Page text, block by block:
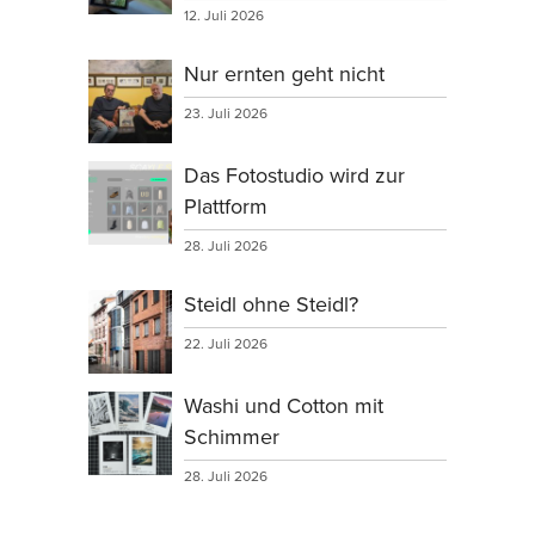
12. Juli 2026
Nur ernten geht nicht
23. Juli 2026
Das Fotostudio wird zur
Plattform
28. Juli 2026
Steidl ohne Steidl?
22. Juli 2026
Washi und Cotton mit
Schimmer
28. Juli 2026